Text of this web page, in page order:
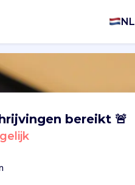
NL
bereikt 🚨